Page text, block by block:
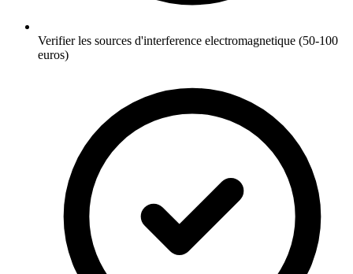
Verifier les sources d'interference electromagnetique (50-100
euros)